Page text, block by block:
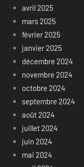
avril 2025
mars 2025
février 2025
janvier 2025
décembre 2024
novembre 2024
octobre 2024
septembre 2024
août 2024
juillet 2024
juin 2024
mai 2024